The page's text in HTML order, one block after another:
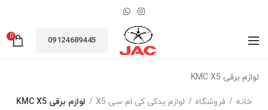
09124689445
0
لوازم برقی KMC X5
خانه فروشگاه لوازم یدکی کی ام سی X5 لوازم برقی KMC X5